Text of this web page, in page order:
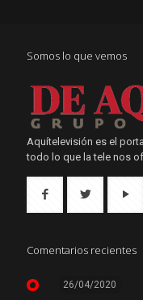
Somos lo que vemos
Aquítelevisión es el
todo lo que la tele nos
Comentarios recientes
26/04/2020